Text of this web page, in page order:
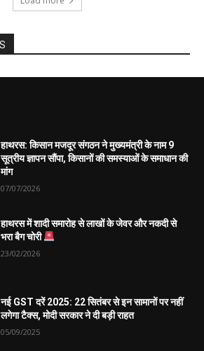
हाथरस: किसान मजदूर संगठन ने मुख्यमंत्री के नाम 9
सूत्रीय ज्ञापन सौंपा, किसानों की समस्याओं के समाधान की
मांग
07/07/2026
हाथरस में शादी समारोह से लाखों के जेवर और नकदी से
भरा बैग चोरी
23/02/2026
नई GST दरें 2025: 22 सितंबर से इन सामानों पर नहीं
लगेगा टैक्स, मोदी सरकार ने दी बड़ी राहत
05/09/2025